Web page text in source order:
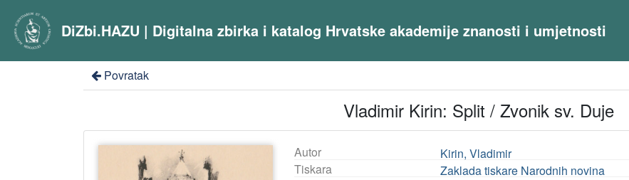
DiZbi.HAZU | Digitalna zbirka i katalog Hrvatske akademije znanosti i umjetnosti
Povratak
Vladimir Kirin: Split / Zvonik sv. Duje
Autor
Kirin, Vladimir
Tiskara
Zaklada tiskare Narodnih novina